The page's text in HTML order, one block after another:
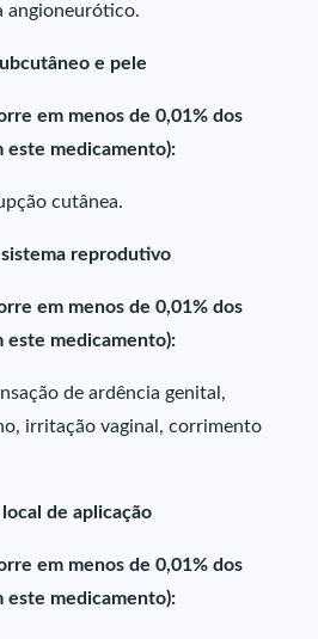
angioneurótico.
e pele
em menos de 0,01% dos
este medicamento):
cutânea.
reprodutivo
em menos de 0,01% dos
este medicamento):
de ardência genital,
irritação vaginal, corrimento
de aplicação
em menos de 0,01% dos
este medicamento):